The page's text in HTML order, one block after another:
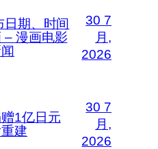
日期、时间
– 漫画电影
30 7
月,
2026
1亿日元
建
30 7
月,
2026